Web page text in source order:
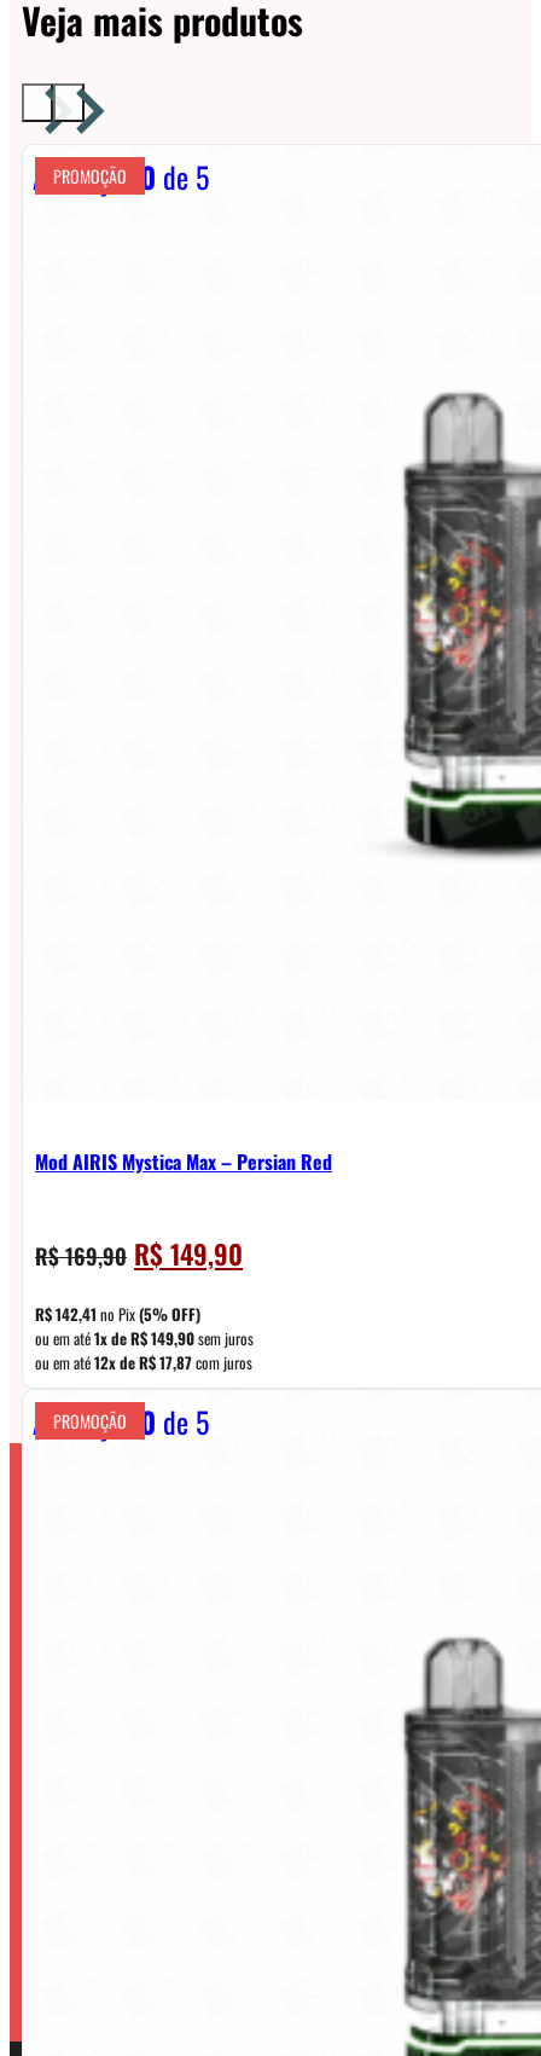
Veja mais produtos
Avaliação 0 de 5
PROMOÇÃO
Mod AIRIS Mystica Max – Persian Red
R$169,90 O
preço
original
era:
R$ 169,90.
R$149,90
preço
é:
R$ 149,90.
R$142,41 no Pix(5% OFF)
ou em até1x deR$149,90sem juros
ou em até12x deR$17,87com juros
Avaliação 0 de 5
PROMOÇÃO